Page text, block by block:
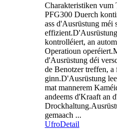
Charakteristiken vum
PFG300 Duerch
ass d'Ausrüstung méi
kontrolléiert, an
Operatioun
d'Ausrüstung déi
de Benotzer treffen,
ginn.D'Ausrüstung
mat mannerem
andeems d'Kraaft an
gemaach ...
UfroDetail